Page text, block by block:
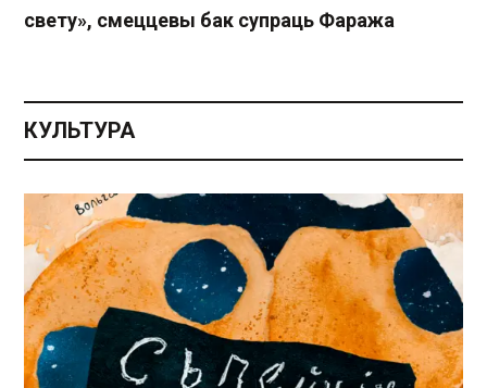
свету», смеццевы бак супраць Фаража
КУЛЬТУРА